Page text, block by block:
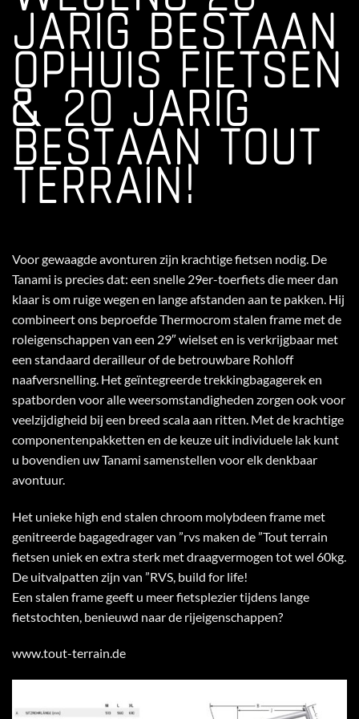
JARIG BESTAAN
OPHUIS FIETSEN
& 20 JARIG
BESTAAN TOUT
TERRAIN!
Voor gewaagde avonturen zijn krachtige fietsen nodig. De
Tanami is precies dat: een snelle 29er-toerfiets die meer dan
klaar is om ruige wegen en lange afstanden aan te pakken. Hij
combineert ons beproefde Thermocrom stalen frame met de
roleigenschappen van een 29″ wielset en is verkrijgbaar met
een standaard derailleur of de betrouwbare Rohloff
naafversnelling. Het geïntegreerde trekkingbagagerek en
spatborden voor alle weersomstandigheden zorgen ook voor
veelzijdigheid bij een breed scala aan ritten. Met de krachtige
componentenpakketten en de keuze uit individuele lak kunt
u bovendien uw Tanami samenstellen voor elk denkbaar
avontuur.
Het unieke high end stalen chroom molybdeen frame met
genitreerde bagagedrager van ”rvs maken de ”Tout terrain
fietsen uniek en extra sterk met draagvermogen tot wel 60kg.
De uitvalpatten zijn van ”RVS, build for life!
Een stalen frame geeft u meer fietsplezier tijdens lange
fietstochten, benieuwd naar de rijeigenschappen?
www.tout-terrain.de